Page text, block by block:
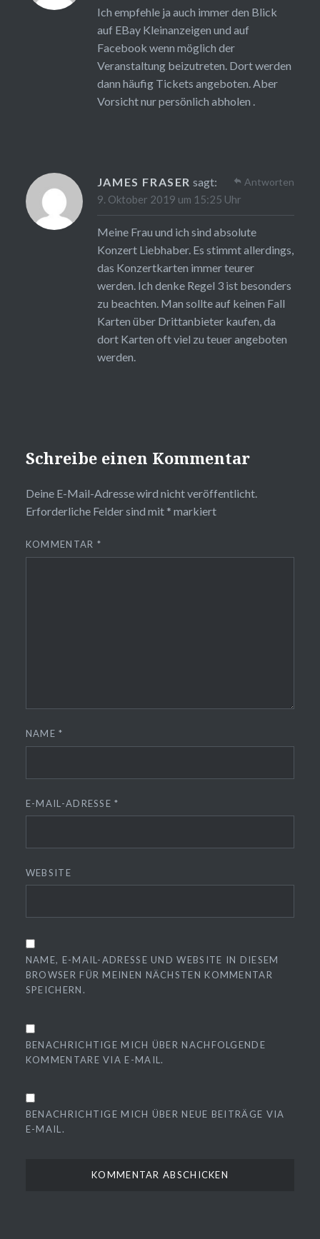
Ich empfehle ja auch immer den Blick
auf EBay Kleinanzeigen und auf
Facebook wenn möglich der
Veranstaltung beizutreten. Dort werden
dann häufig Tickets angeboten. Aber
Vorsicht nur persönlich abholen .
JAMES FRASER sagt:
9. Oktober 2019 um 15:25 Uhr
Meine Frau und ich sind absolute
Konzert Liebhaber. Es stimmt allerdings,
das Konzertkarten immer teurer
werden. Ich denke Regel 3 ist besonders
zu beachten. Man sollte auf keinen Fall
Karten über Drittanbieter kaufen, da
dort Karten oft viel zu teuer angeboten
werden.
Antworten
Schreibe einen Kommentar
Deine E-Mail-Adresse wird nicht veröffentlicht.
Erforderliche Felder sind mit * markiert
KOMMENTAR *
NAME*
E-MAIL-ADRESSE*
WEBSITE
NAME, E-MAIL-ADRESSE UND WEBSITE IN DIESEM
BROWSER FÜR MEINEN NÄCHSTEN KOMMENTAR
SPEICHERN.
BENACHRICHTIGE MICH ÜBER NACHFOLGENDE
KOMMENTARE VIA E-MAIL.
BENACHRICHTIGE MICH ÜBER NEUE BEITRÄGE VIA
E-MAIL.